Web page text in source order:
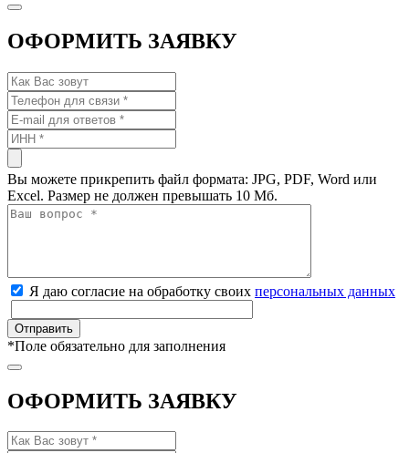
ОФОРМИТЬ ЗАЯВКУ
Вы можете прикрепить файл формата: JPG, PDF, Word или
Excel. Размер не должен превышать 10 Мб.
Я даю согласие на обработку своих персональных данных
*Поле обязательно для заполнения
ОФОРМИТЬ ЗАЯВКУ